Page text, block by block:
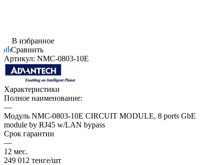
В избранное
Сравнить
Артикул: NMC-0803-10E
Характеристики
Полное наименование:
—
Модуль NMC-0803-10E CIRCUIT MODULE, 8 ports GbE
module by RJ45 w/LAN bypass
Срок гарантии
—
12 мес.
249 012 тенге/шт